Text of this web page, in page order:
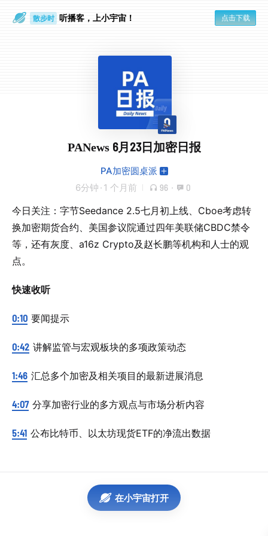
散步时 听播客，上小宇宙！ 点击下载
PANews 6月23日加密日报
PA加密圆桌派
6分钟 · 1 个月前 96 · 0
今日关注：字节Seedance 2.5七月初上线、Cboe考虑转
换加密期货合约、美国参议院通过四年美联储CBDC禁令
等，还有灰度、a16z Crypto及赵长鹏等机构和人士的观
点。
快速收听
0:10 要闻提示
0:42 讲解监管与宏观板块的多项政策动态
1:46 汇总多个加密及相关项目的最新进展消息
4:07 分享加密行业的多方观点与市场分析内容
5:41 公布比特币、以太坊现货ETF的净流出数据
在小宇宙打开